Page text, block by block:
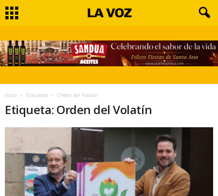
Inicio Etiquetas Orden del Volatín
Etiqueta: Orden del Volatín